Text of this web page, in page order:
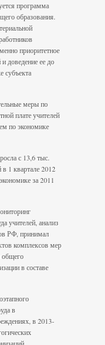
программа
образования.
приоритетное
доведение ее до
субъекта
меры по
плате учителей
по экономике
с 13,6 тыс.
1 квартале 2012
за 2011
учителей, анализ
РФ, принимал
комплексов мер
общего
в составе
в
в 2013-